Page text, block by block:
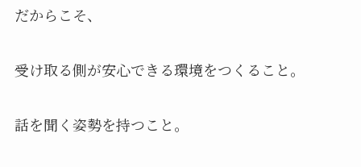
だからこそ、
受け取る側が安心できる環境をつくること。
話を聞く姿勢を持つこと。